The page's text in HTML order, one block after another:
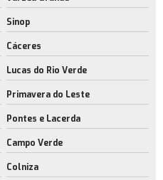
Sinop
Cáceres
Lucas do Rio Verde
Primavera do Leste
Pontes e Lacerda
Campo Verde
Colniza